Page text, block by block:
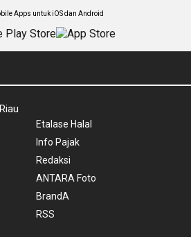
Apps untuk iOS dan Android
Etalase Halal
Info Pajak
Redaksi
ANTARA Foto
BrandA
RSS